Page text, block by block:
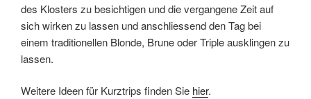
des Klosters zu besichtigen und die vergangene Zeit auf
sich wirken zu lassen und anschliessend den Tag bei
einem traditionellen Blonde, Brune oder Triple ausklingen zu
lassen.
Weitere Ideen für Kurztrips finden Sie hier.